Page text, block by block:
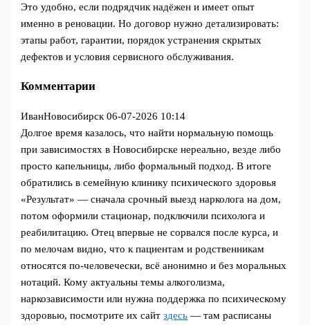
Это удобно, если подрядчик надёжен и имеет опыт
именно в реновации. Но договор нужно детализировать:
этапы работ, гарантии, порядок устранения скрытых
дефектов и условия сервисного обслуживания.
Комментарии
ИванНовосибирск 06-07-2026 10:14
Долгое время казалось, что найти нормальную помощь
при зависимостях в Новосибирске нереально, везде либо
просто капельницы, либо формальный подход. В итоге
обратились в семейную клинику психического здоровья
«Результат» — сначала срочный выезд нарколога на дом,
потом оформили стационар, подключили психолога и
реабилитацию. Отец впервые не сорвался после курса, и
по мелочам видно, что к пациентам и родственникам
относятся по‑человечески, всё анонимно и без моральных
нотаций. Кому актуальны темы алкоголизма,
наркозависимости или нужна поддержка по психическому
здоровью, посмотрите их сайтздесь — там расписаны